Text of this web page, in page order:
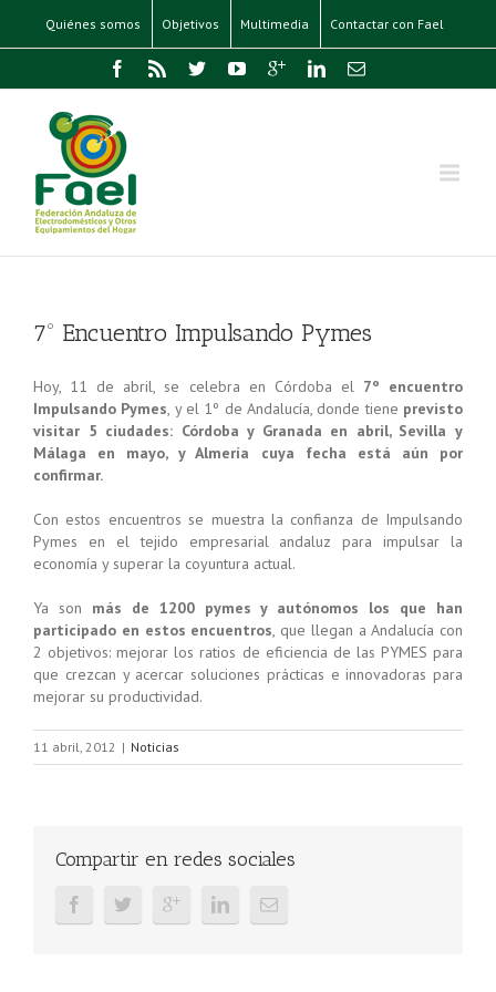
Quiénes somos Objetivos Multimedia Contactar con Fael
7º Encuentro Impulsando Pymes
Hoy, 11 de abril, se celebra en Córdoba el 7º encuentro
Impulsando Pymes, y el 1º de Andalucía, donde tiene previsto
visitar 5 ciudades: Córdoba y Granada en abril, Sevilla y
Málaga en mayo, y Almería cuya fecha está aún por
confirmar.
Con estos encuentros se muestra la confianza de Impulsando
Pymes en el tejido empresarial andaluz para impulsar la
economía y superar la coyuntura actual.
Ya son más de 1200 pymes y autónomos los que han
participado en estos encuentros, que llegan a Andalucía con
2 objetivos: mejorar los ratios de eficiencia de las PYMES para
que crezcan y acercar soluciones prácticas e innovadoras para
mejorar su productividad.
11 abril, 2012 | Noticias
Compartir en redes sociales